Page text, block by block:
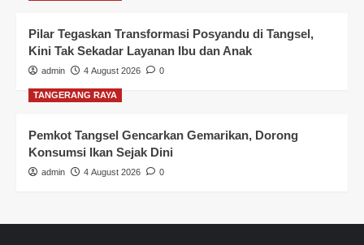
Pilar Tegaskan Transformasi Posyandu di Tangsel,
Kini Tak Sekadar Layanan Ibu dan Anak
admin 4 August 2026 0
TANGERANG RAYA
Pemkot Tangsel Gencarkan Gemarikan, Dorong
Konsumsi Ikan Sejak Dini
admin 4 August 2026 0